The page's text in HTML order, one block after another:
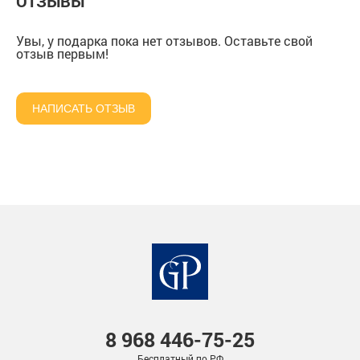
Увы, у подарка пока нет отзывов. Оставьте свой
отзыв первым!
НАПИСАТЬ ОТЗЫВ
8 968446-75-25